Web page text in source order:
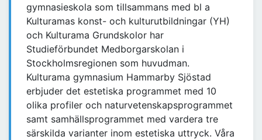
gymnasieskola som tillsammans med bl a
Kulturamas konst- och kulturutbildningar (YH)
och Kulturama Grundskolor har
Studieförbundet Medborgarskolan i
Stockholmsregionen som huvudman.
Kulturama gymnasium Hammarby Sjöstad
erbjuder det estetiska programmet med 10
olika profiler och naturvetenskapsprogrammet
samt samhällsprogrammet med vardera tre
särskilda varianter inom estetiska uttryck. Våra